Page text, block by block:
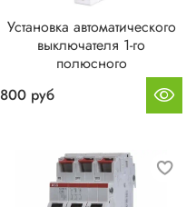
Установка автоматического
выключателя 1-го
полюсного
800 руб